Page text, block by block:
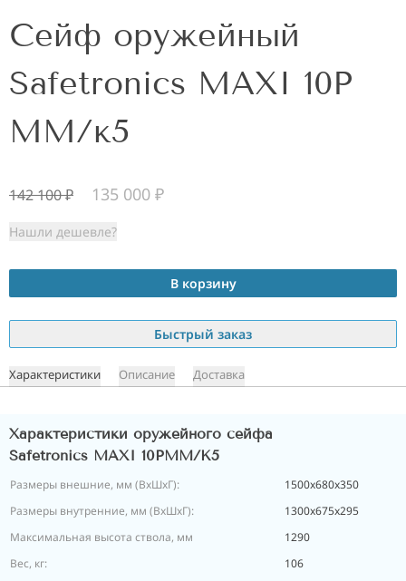
Сейф оружейный
Safetronics MAXI 10P
MM/к5
142 100₽ 135 000 ₽
Нашли дешевле?
В корзину
Быстрый заказ
Характеристики Описание Доставка
Характеристики оружейного сейфа
Safetronics MAXI 10PMM/K5
Размеры внешние, мм (ВхШхГ):
1500x680x350
Размеры внутренние, мм (ВхШхГ):
1300x675x295
Максимальная высота ствола, мм
1290
Вес, кг:
106